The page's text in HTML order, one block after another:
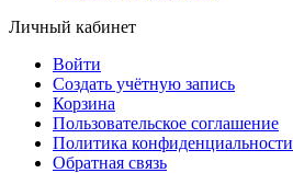
Личный кабинет
Войти
Создать учётную запись
Корзина
Пользовательское соглашение
Политика конфиденциальности
Обратная связь